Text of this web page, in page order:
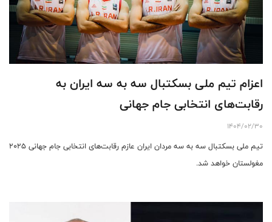
اعزام تیم ملی بسکتبال سه به سه ایران به
رقابت‌های انتخابی جام جهانی
1404/02/30
تیم ملی بسکتبال سه به سه مردان ایران عازم رقابت‌های انتخابی جام جهانی ۲۰۲۵
مغولستان خواهد شد.